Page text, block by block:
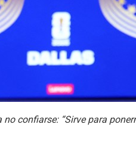
confiarse: “Sirve para